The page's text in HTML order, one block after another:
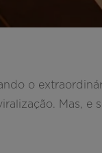
o
Mas, e